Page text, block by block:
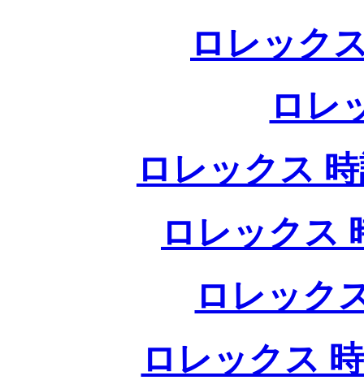
ロレック
ロレ
ロレックス
ロレックス
ロレック
ロレックス